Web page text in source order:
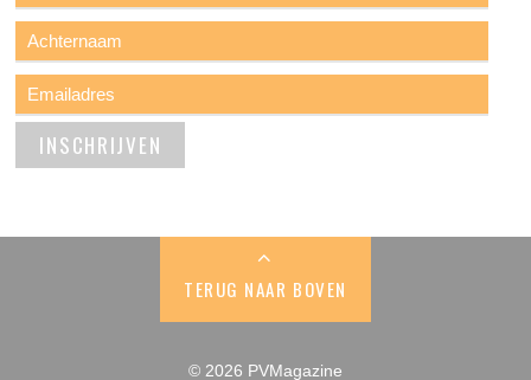
TERUG NAAR BOVEN
© 2026 PVMagazine